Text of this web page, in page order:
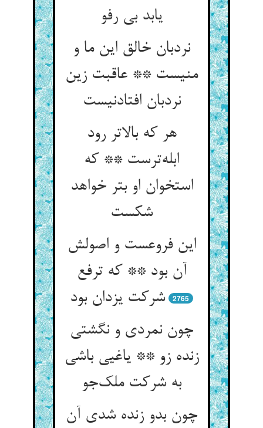
یابد بی رفو
نردبان خالق این ما و
منیست ** عاقبت زین
نردبان افتادنیست
هر که بالاتر رود
ابله‌ترست ** که
استخوان او بتر خواهد
شکست
این فروعست و اصولش
آن بود ** که ترفع
شرکت یزدان بود
2765
چون نمردی و نگشتی
زنده زو ** یاغیی باشی
به شرکت ملک‌جو
چون بدو زنده شدی آن